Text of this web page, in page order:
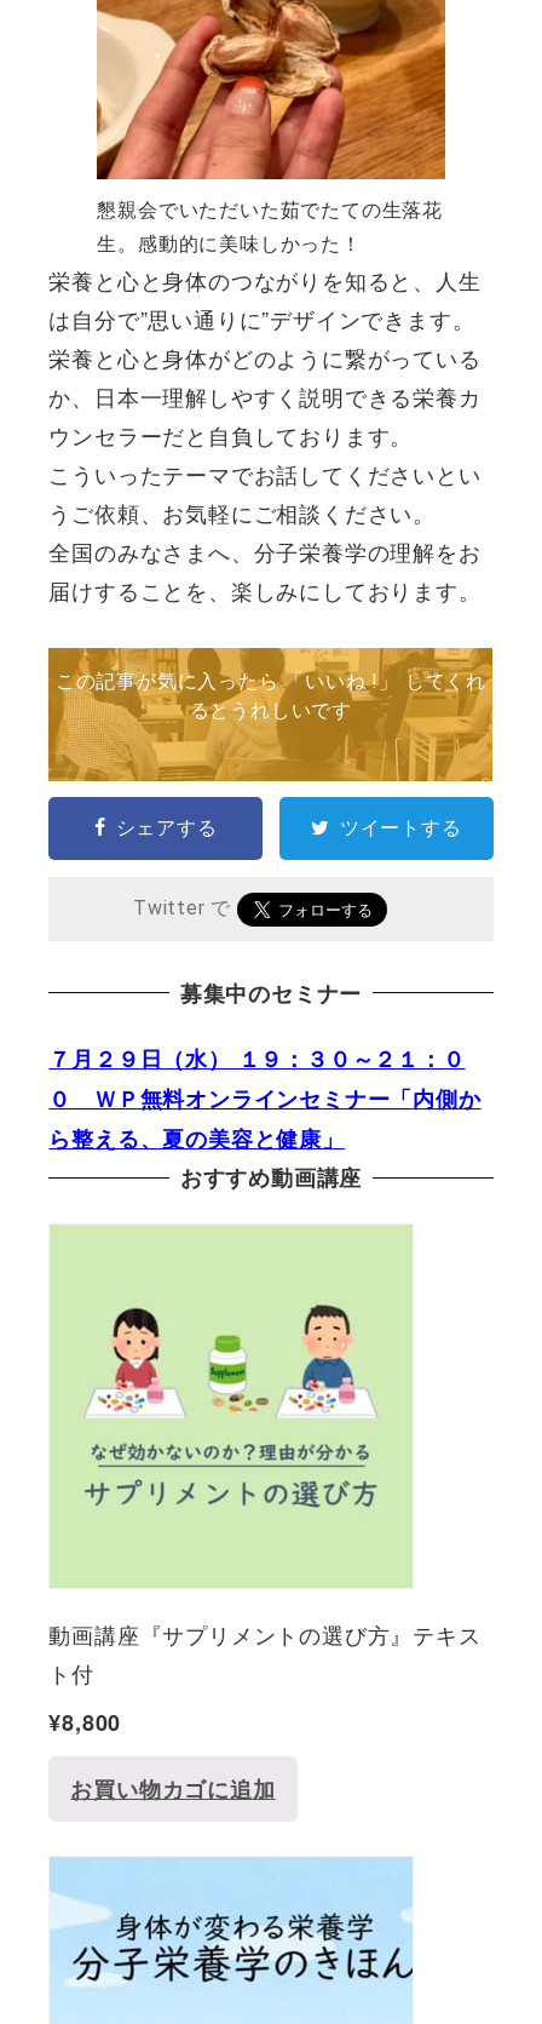
懇親会でいただいた茹でたての生落花
生。感動的に美味しかった！
栄養と心と身体のつながりを知ると、人生
は自分で”思い通りに”デザインできます。
栄養と心と身体がどのように繋がっている
か、日本一理解しやすく説明できる栄養カ
ウンセラーだと自負しております。
こういったテーマでお話してくださいとい
うご依頼、お気軽にご相談ください。
全国のみなさまへ、分子栄養学の理解をお
届けすることを、楽しみにしております。
この記事が気に入ったら 「いいね !」 してくれ
るとうれしいです
シェアする ツイートする
Twitter で
募集中のセミナー
７月２９日（水） １９：３０～２１：０
０ ＷＰ無料オンラインセミナー「内側か
ら整える、夏の美容と健康」
おすすめ動画講座
動画講座『サプリメントの選び方』テキス
ト付
¥8,800
お買い物カゴに追加